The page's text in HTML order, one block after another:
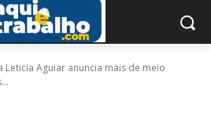
Leticia Aguiar anuncia mais de meio